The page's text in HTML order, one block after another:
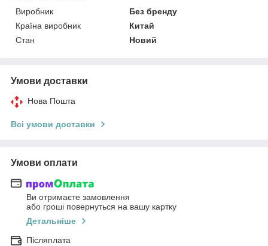
Виробник
Без бренду
Країна виробник
Китай
Стан
Новий
Умови доставки
Нова Пошта
Всі умови доставки
Умови оплати
Ви отримаєте замовлення
або гроші повернуться на вашу картку
Детальніше
Післяплата